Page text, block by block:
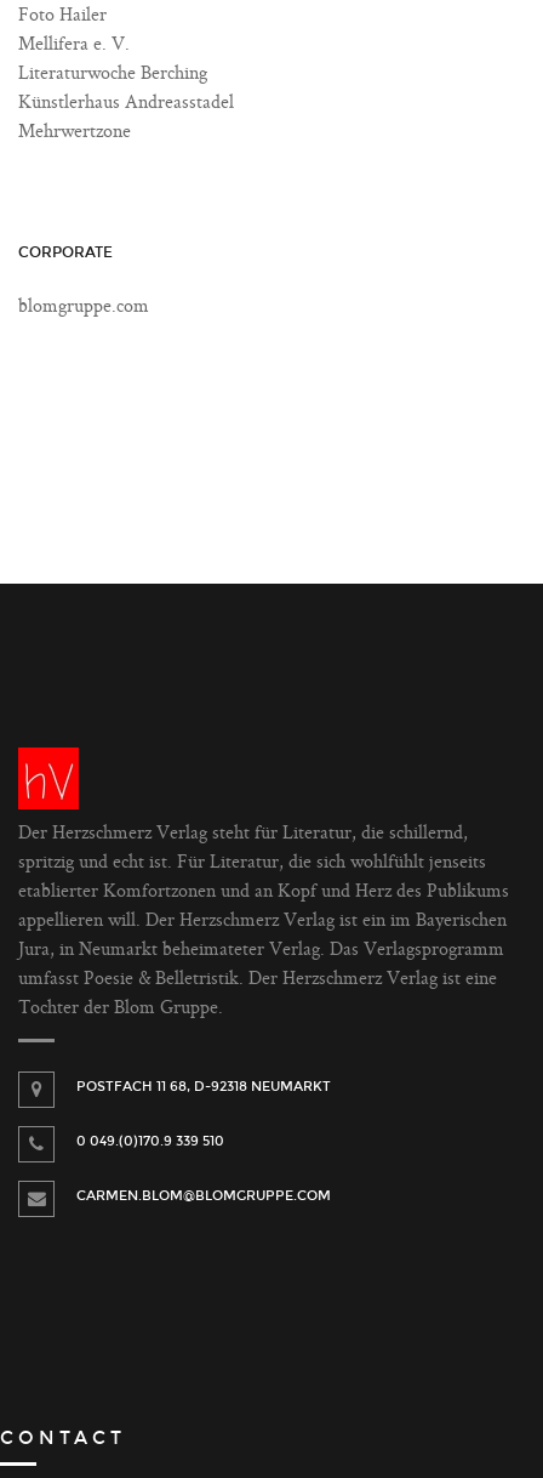
Foto Hailer
Mellifera e. V.
Literaturwoche Berching
Künstlerhaus Andreasstadel
Mehrwertzone
CORPORATE
blomgruppe.com
Der Herzschmerz Verlag steht für Literatur, die schillernd,
spritzig und echt ist. Für Literatur, die sich wohlfühlt jenseits
etablierter Komfortzonen und an Kopf und Herz des Publikums
appellieren will. Der Herzschmerz Verlag ist ein im Bayerischen
Jura, in Neumarkt beheimateter Verlag. Das Verlagsprogramm
umfasst Poesie & Belletristik. Der Herzschmerz Verlag ist eine
Tochter der Blom Gruppe.
POSTFACH 11 68, D-92318 NEUMARKT
0 049.(0)170.9 339 510
CARMEN.BLOM@BLOMGRUPPE.COM
CONTACT